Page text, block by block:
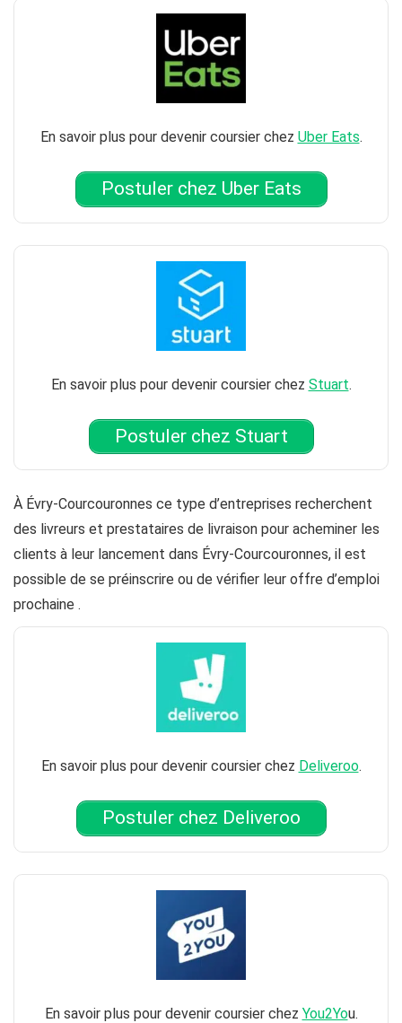
En savoir plus pour devenir coursier chez Uber Eats.
Postuler chez Uber Eats
En savoir plus pour devenir coursier chez Stuart.
Postuler chez Stuart
À Évry-Courcouronnes ce type d’entreprises recherchent
des livreurs et prestataires de livraison pour acheminer les
clients à leur lancement dans Évry-Courcouronnes, il est
possible de se préinscrire ou de vérifier leur offre d’emploi
prochaine .
En savoir plus pour devenir coursier chez Deliveroo.
Postuler chez Deliveroo
En savoir plus pour devenir coursier chez You2You.